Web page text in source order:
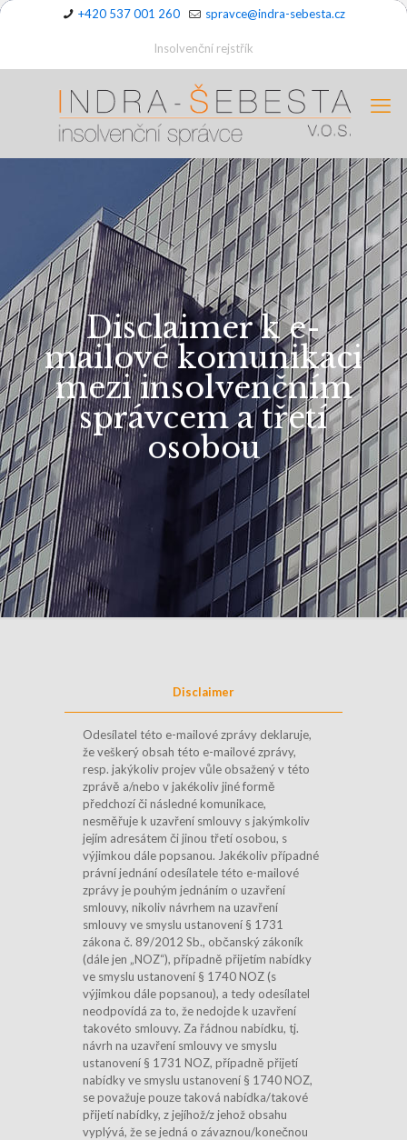
+420 537 001 260 spravce@indra-sebesta.cz
Insolvenční rejstřík
Disclaimer k e-
mailové komunikaci
mezi insolvenčním
správcem a třetí
osobou
Disclaimer
Odesílatel této e-mailové zprávy deklaruje,
že veškerý obsah této e-mailové zprávy,
resp. jakýkoliv projev vůle obsažený v této
zprávě a/nebo v jakékoliv jiné formě
předchozí či následné komunikace,
nesměřuje k uzavření smlouvy s jakýmkoliv
jejím adresátem či jinou třetí osobou, s
výjimkou dále popsanou. Jakékoliv případné
právní jednání odesílatele této e-mailové
zprávy je pouhým jednáním o uzavření
smlouvy, nikoliv návrhem na uzavření
smlouvy ve smyslu ustanovení § 1731
zákona č. 89/2012 Sb., občanský zákoník
(dále jen „NOZ“), případně přijetím nabídky
ve smyslu ustanovení § 1740 NOZ (s
výjimkou dále popsanou), a tedy odesílatel
neodpovídá za to, že nedojde k uzavření
takovéto smlouvy. Za řádnou nabídku, tj.
návrh na uzavření smlouvy ve smyslu
ustanovení § 1731 NOZ, případně přijetí
nabídky ve smyslu ustanovení § 1740 NOZ,
se považuje pouze taková nabídka/takové
přijetí nabídky, z jejíhož/z jehož obsahu
vyplývá, že se jedná o závaznou/konečnou